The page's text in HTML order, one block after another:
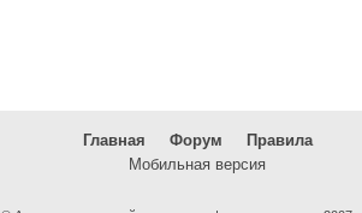
Главная Форум
Правила
Мобильная версия